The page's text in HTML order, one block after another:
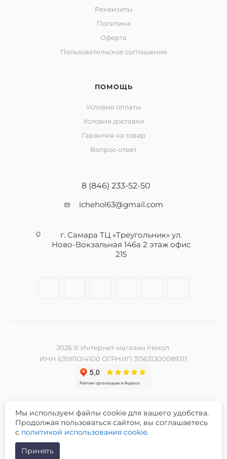
Реквизиты
Политика
Оферта
Пользовательское соглашение
ПОМОЩЬ
Условия оплаты
Условия доставки
Гарантия на товар
Вопрос-ответ
8 (846) 233-52-50
ichehol63@gmail.com
г. Самара ТЦ «Треугольник» ул.
Ново-Вокзальная 146а 2 этаж офис
215
2026 © Интернет-магазин iЧехол.
ИНН 631911014100 ОГРНИП 315631300089311
Разработка и продвижение сайта -
Мы используем файлы cookie для вашего удобства.
Продолжая пользоваться сайтом, вы соглашаетесь
с политикой использования cookie.
Принять